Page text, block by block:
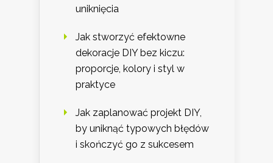
uniknięcia
Jak stworzyć efektowne
dekoracje DIY bez kiczu:
proporcje, kolory i styl w
praktyce
Jak zaplanować projekt DIY,
by uniknąć typowych błędów
i skończyć go z sukcesem